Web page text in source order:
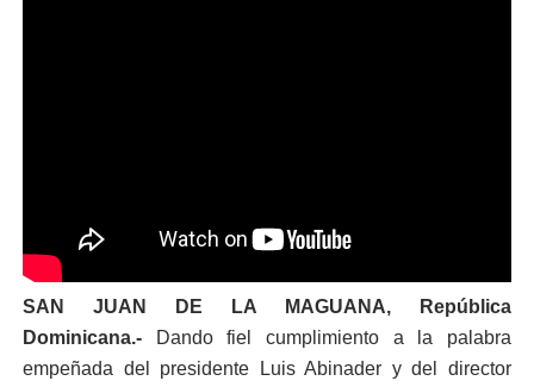
SAN JUAN DE LA MAGUANA, República
Dominicana.-
Dando fiel cumplimiento a la palabra
empeñada del presidente Luis Abinader y del director